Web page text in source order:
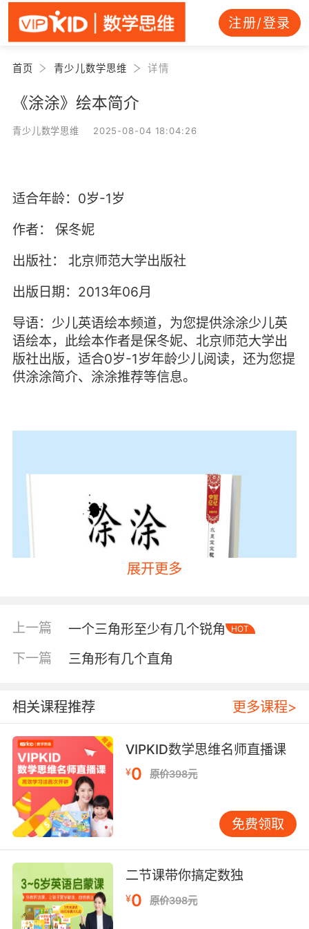
注册/登录
首页 青少儿数学思维 详情
《涂涂》绘本简介
青少儿数学思维 2025-08-04 18:04:26
适合年龄：0岁-1岁
作者：
保冬妮
出版社：
北京师范大学出版社
出版日期：2013年06月
导语：少儿英语绘本频道，为您提供涂涂少儿英
语绘本，此绘本作者是保冬妮、北京师范大学出
版社出版，适合0岁-1岁年龄少儿阅读，还为您提
供涂涂简介、涂涂推荐等信息。
内容简介
从黑白无形的《点点》到墨色有形的《变
变》，再到彩色水果的《染染》和彩色空间物的
《涂涂》，宝宝看到的世界越来越丰富。
展开更多
上一篇 一个三角形至少有几个锐角 HOT
下一篇 三角形有几个直角
相关课程推荐 更多课程>
VIPKID数学思维名师直播课
¥0 原价398元
免费领取
二节课带你搞定数独
¥0 原价398元